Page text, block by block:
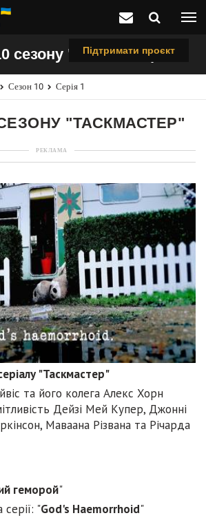
Підтримати проєкт
сезону "Таскмастер"
Сезон 10 Серія 1
"ТАСКМАСТЕР"
РЕКЛАМА
"Таскмастер"
та його колега Алекс Хорн
Дейзі Мей Купер, Джонні
Маваана Різвана та Річарда
геморой"
серії: "God's Haemorrhoid"